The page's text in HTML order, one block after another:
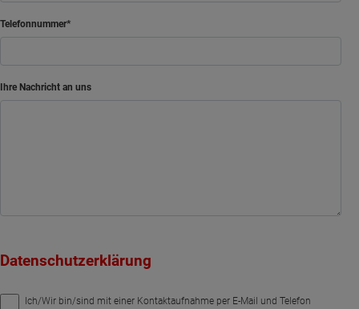
Telefonnummer
Ihre Nachricht an uns
Datenschutzerklärung
Ich/Wir bin/sind mit einer Kontaktaufnahme per E-Mail und Telefon